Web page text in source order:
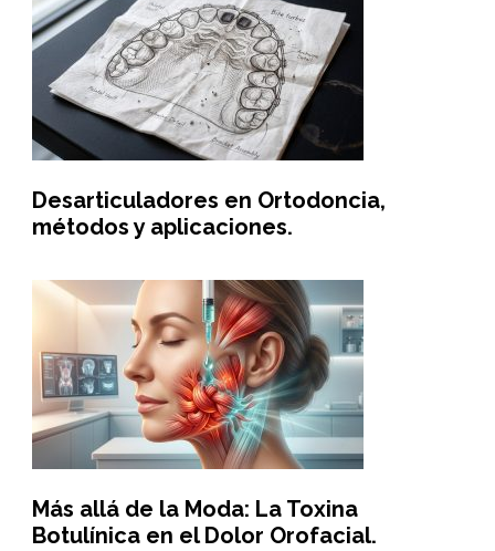
Desarticuladores en Ortodoncia,
métodos y aplicaciones.
Más allá de la Moda: La Toxina
Botulínica en el Dolor Orofacial.